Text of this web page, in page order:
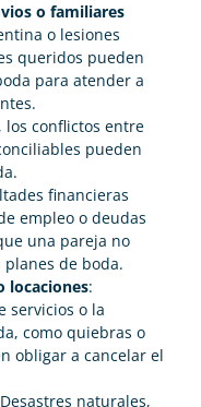
o familiares
o lesiones
queridos pueden
para atender a
los conflictos entre
pueden
financieras
empleo o deudas
una pareja no
de boda.
locaciones:
servicios o la
como quiebras o
obligar a cancelar el
naturales,